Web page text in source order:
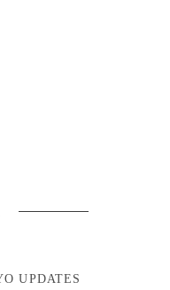
UPDATES